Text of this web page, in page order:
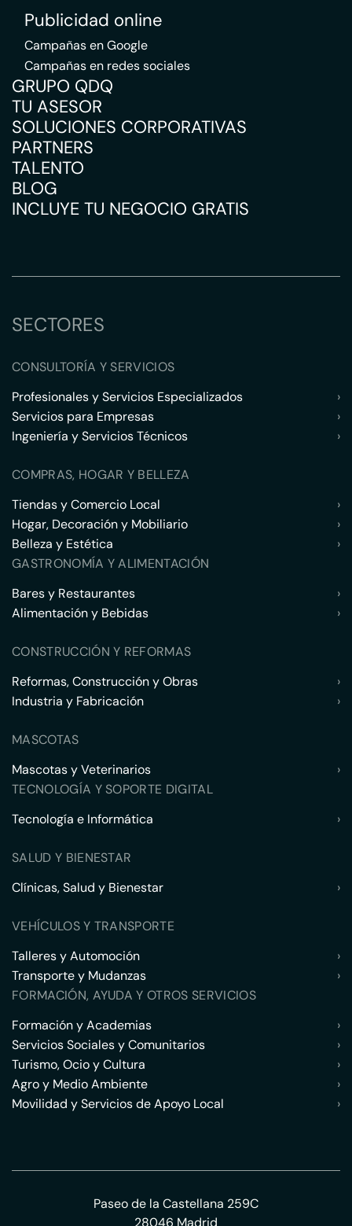
Publicidad online
Campañas en Google
Campañas en redes sociales
GRUPO QDQ
TU ASESOR
SOLUCIONES CORPORATIVAS
PARTNERS
TALENTO
BLOG
INCLUYE TU NEGOCIO GRATIS
SECTORES
CONSULTORÍA Y SERVICIOS
Profesionales y Servicios Especializados
›
Servicios para Empresas
›
Ingeniería y Servicios Técnicos
›
COMPRAS, HOGAR Y BELLEZA
Tiendas y Comercio Local
›
Hogar, Decoración y Mobiliario
›
Belleza y Estética
›
GASTRONOMÍA Y ALIMENTACIÓN
Bares y Restaurantes
›
Alimentación y Bebidas
›
CONSTRUCCIÓN Y REFORMAS
Reformas, Construcción y Obras
›
Industria y Fabricación
›
MASCOTAS
Mascotas y Veterinarios
›
TECNOLOGÍA Y SOPORTE DIGITAL
Tecnología e Informática
›
SALUD Y BIENESTAR
Clínicas, Salud y Bienestar
›
VEHÍCULOS Y TRANSPORTE
Talleres y Automoción
›
Transporte y Mudanzas
›
FORMACIÓN, AYUDA Y OTROS SERVICIOS
Formación y Academias
›
Servicios Sociales y Comunitarios
›
Turismo, Ocio y Cultura
›
Agro y Medio Ambiente
›
Movilidad y Servicios de Apoyo Local
›
Paseo de la Castellana 259C
28046 Madrid